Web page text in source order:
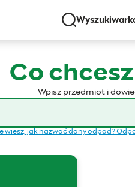
Co
Wpisz przedmiot i
wiesz, jak nazwać dany odpad?